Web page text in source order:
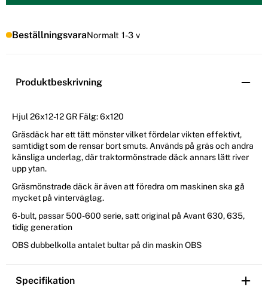
BeställningsvaraNormalt 1-3 v
Produktbeskrivning
Hjul 26x12-12 GR Fälg: 6x120
Gräsdäck har ett tätt mönster vilket fördelar vikten effektivt,
samtidigt som de rensar bort smuts. Används på gräs och andra
känsliga underlag, där traktormönstrade däck annars lätt river
upp ytan.
Gräsmönstrade däck är även att föredra om maskinen ska gå
mycket på vinterväglag.
6-bult, passar 500-600 serie, satt original på Avant 630, 635,
tidig generation
OBS dubbelkolla antalet bultar på din maskin OBS
Specifikation